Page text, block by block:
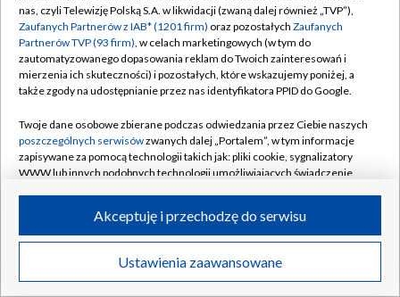
Emisja w TVP
Centrum informacji TVP
Naziemna Telewizja Cyfrowa
Rada Programowa
System NOS
Informacje o nadawcy
Program dla prasy
Ogłoszenie przetargowe
Polityka prywatności
Moje zgody
Pomoc
Kontakt
Kanały
©2026 Telewizja Polska S.A. w likwidacji
nas, czyli Telewizję Polską S.A. w likwidacji (zwaną dalej również „TVP”),
Zaufanych Partnerów z IAB* (1201 firm) oraz pozostałych Zaufanych
Partnerów TVP (93 firm), w celach marketingowych (w tym do
zautomatyzowanego dopasowania reklam do Twoich zainteresowań i
mierzenia ich skuteczności) i pozostałych, które wskazujemy poniżej, a
także zgody na udostępnianie przez nas identyfikatora PPID do Google.
Twoje dane osobowe zbierane podczas odwiedzania przez Ciebie naszych
poszczególnych serwisówzwanych dalej „Portalem”, w tym informacje
zapisywane za pomocą technologii takich jak: pliki cookie, sygnalizatory
WWW lub innych podobnych technologii umożliwiających świadczenie
ruchu w Internecie.
Twoje dane osobowe zbierane podczas odwiedzania przez Ciebie
poszczególnych serwisówna Portalu, takie jak adresy IP, identyfikatory
Ustawienia zaawansowane
Akceptuję i przechodzę do serwisu